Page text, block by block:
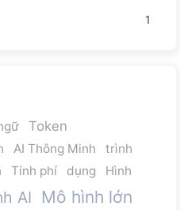
1
Token
AI Thông Minh
trình
Tính phí dụng
Hình
AI Mô hình lớn